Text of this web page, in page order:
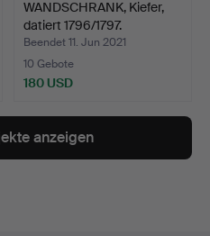
WANDSCHRANK, Kiefer,
datiert 1796/1797.
Beendet 11. Jun 2021
10 Gebote
180 USD
anzeigen